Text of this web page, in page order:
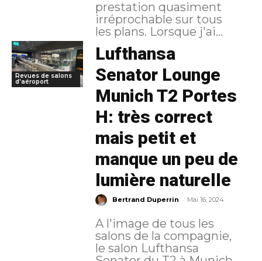
prestation quasiment
irréprochable sur tous
les plans. Lorsque j'ai...
Revues de salons
d'aéroport
Lufthansa
Senator Lounge
Munich T2 Portes
H: très correct
mais petit et
manque un peu de
lumière naturelle
Bertrand Duperrin - Mai 16, 2024
A l'image de tous les
salons de la compagnie,
le salon Lufthansa